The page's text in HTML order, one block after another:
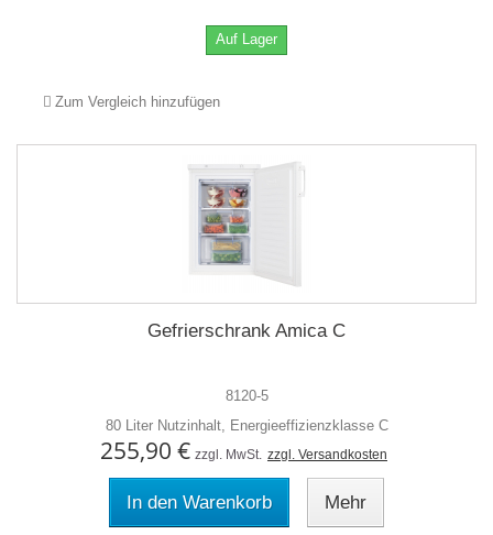
Auf Lager
Zum Vergleich hinzufügen
Gefrierschrank Amica C
8120-5
80 Liter Nutzinhalt, Energieeffizienzklasse C
255,90 € zzgl. MwSt. zzgl. Versandkosten
In den Warenkorb Mehr